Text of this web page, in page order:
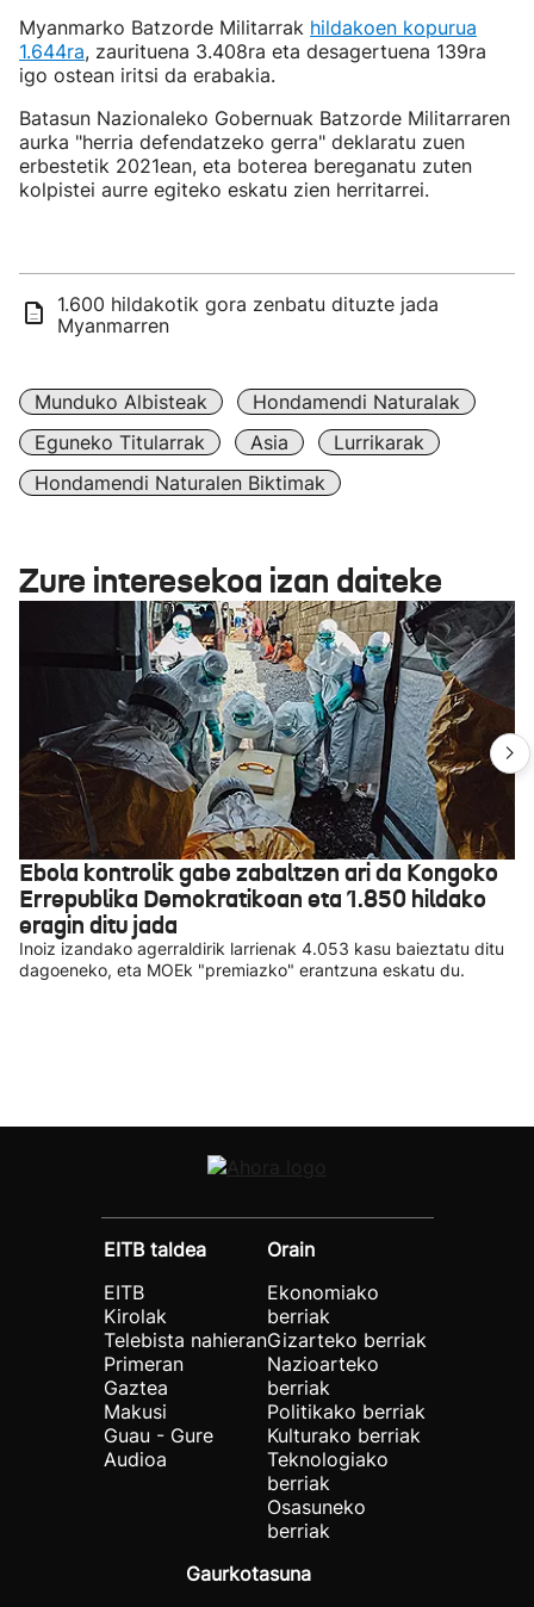
Myanmarko Batzorde Militarrak hildakoen kopurua
1.644ra, zaurituena 3.408ra eta desagertuena 139ra
igo ostean iritsi da erabakia.
Batasun Nazionaleko Gobernuak Batzorde Militarraren
aurka "herria defendatzeko gerra" deklaratu zuen
erbestetik 2021ean, eta boterea bereganatu zuten
kolpistei aurre egiteko eskatu zien herritarrei.
1.600 hildakotik gora zenbatu dituzte jada
Myanmarren
Munduko Albisteak
Hondamendi Naturalak
Eguneko Titularrak
Asia
Lurrikarak
Hondamendi Naturalen Biktimak
Zure interesekoa izan daiteke
Ebola kontrolik gabe zabaltzen ari da Kongoko
Errepublika Demokratikoan eta 1.850 hildako
eragin ditu jada
Inoiz izandako agerraldirik larrienak 4.053 kasu baieztatu ditu
dagoeneko, eta MOEk "premiazko" erantzuna eskatu du.
EITB taldea
EITB
Kirolak
Telebista nahieran
Primeran
Gaztea
Makusi
Guau - Gure
Audioa
Orain
Ekonomiako
berriak
Gizarteko berriak
Nazioarteko
berriak
Politikako berriak
Kulturako berriak
Teknologiako
berriak
Osasuneko
berriak
Gaurkotasuna